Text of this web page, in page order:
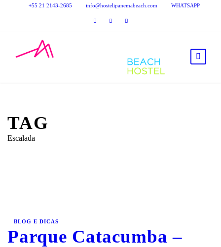
+55 21 2143-2685 info@hostelipanemabeach.com WHATSAPP
TAG
Escalada
BLOG E DICAS
Parque Catacumba –